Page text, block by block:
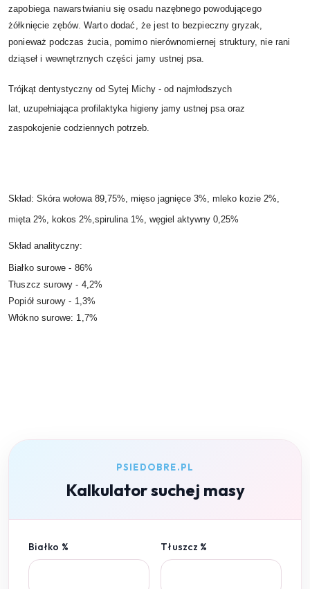
zapobiega nawarstwianiu się osadu nazębnego powodującego
żółknięcie zębów. Warto dodać, że jest to bezpieczny gryzak,
ponieważ podczas żucia, pomimo nierównomiernej struktury, nie rani
dziąseł i wewnętrznych części jamy ustnej psa.
Trójkąt dentystyczny od Sytej Michy - od najmłodszych
lat, uzupełniająca profilaktyka higieny jamy ustnej psa oraz
zaspokojenie codziennych potrzeb.
Skład: Skóra wołowa 89,75%, mięso jagnięce 3%, mleko kozie 2%,
mięta 2%, kokos 2%,spirulina 1%, węgiel aktywny 0,25%
Skład analityczny:
Białko surowe - 86%
Tłuszcz surowy - 4,2%
Popiół surowy - 1,3%
Włókno surowe: 1,7%
PSIEDOBRE.PL
Kalkulator suchej masy
Białko % Tłuszcz %